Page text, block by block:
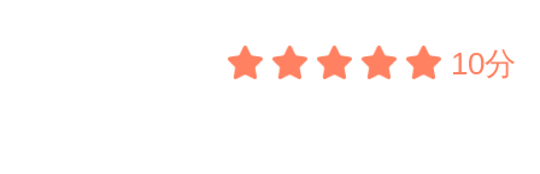
10分